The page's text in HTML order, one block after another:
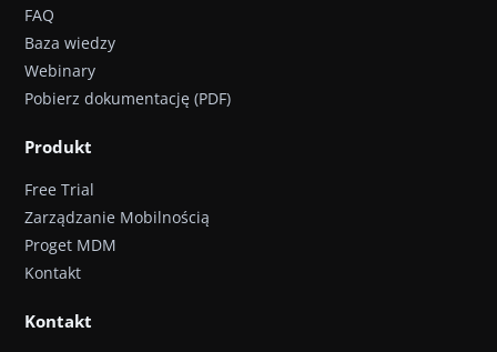
FAQ
Baza wiedzy
Webinary
Pobierz dokumentację (PDF)
Produkt
Free Trial
Zarządzanie Mobilnością
Proget MDM
Kontakt
Kontakt